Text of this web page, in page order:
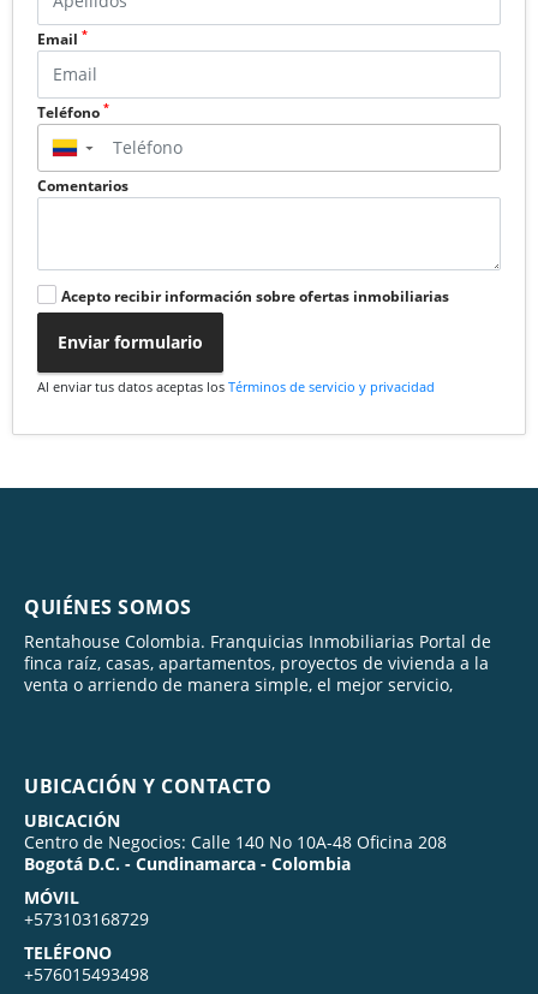
Email *
Teléfono *
▼
Comentarios
Acepto recibir información sobre ofertas inmobiliarias
Enviar formulario
Al enviar tus datos aceptas los Términos de servicio y privacidad
QUIÉNES SOMOS
Rentahouse Colombia. Franquicias Inmobiliarias Portal de
finca raíz, casas, apartamentos, proyectos de vivienda a la
venta o arriendo de manera simple, el mejor servicio,
UBICACIÓN Y CONTACTO
UBICACIÓN
Centro de Negocios: Calle 140 No 10A-48 Oficina 208
Bogotá D.C. - Cundinamarca - Colombia
MÓVIL
+573103168729
TELÉFONO
+576015493498